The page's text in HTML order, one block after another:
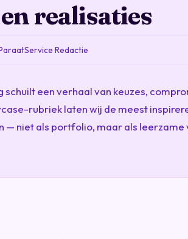
realisaties
Redactie
een verhaal van keuzes,
rubriek laten wij de meest
— niet als portfolio, maar als leerzame